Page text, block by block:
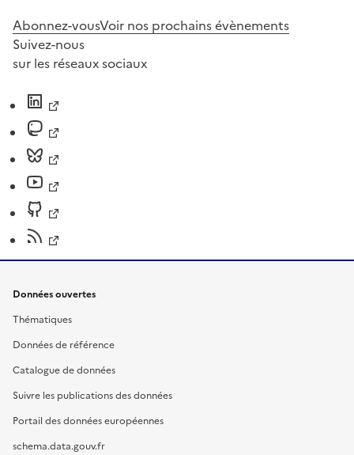
Abonnez-vousVoir nos prochains évènements
Suivez-nous
sur les réseaux sociaux
Données ouvertes
Thématiques
Données de référence
Catalogue de données
Suivre les publications des données
Portail des données européennes
schema.data.gouv.fr